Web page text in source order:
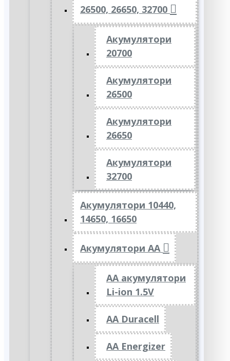
26500, 26650, 32700
Акумулятори
20700
Акумулятори
26500
Акумулятори
26650
Акумулятори
32700
Акумулятори 10440,
14650, 16650
Акумулятори АА
AA акумулятори
Li-ion 1.5V
AA Duracell
AA Energizer